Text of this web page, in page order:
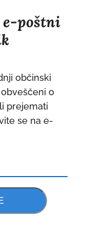
e-poštni
občinski
o
prejemati
se na e-